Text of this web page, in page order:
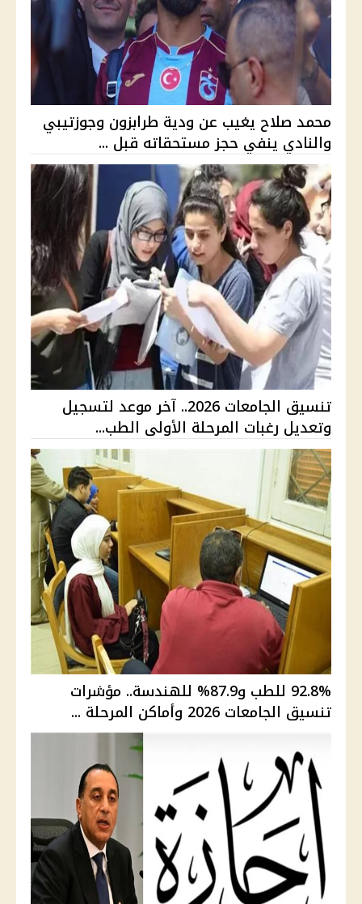
محمد صلاح يغيب عن ودية طرابزون وجوزتيبي
والنادي ينفي حجز مستحقاته قبل ...
تنسيق الجامعات 2026.. آخر موعد لتسجيل
وتعديل رغبات المرحلة الأولى الطب...
92.8% للطب و87.9% للهندسة.. مؤشرات
تنسيق الجامعات 2026 وأماكن المرحلة ...